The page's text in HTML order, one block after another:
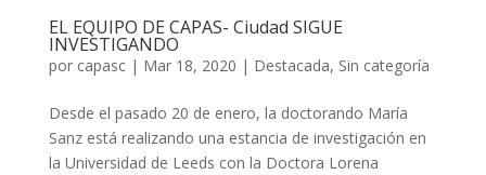
EL EQUIPO DE CAPAS- Ciudad SIGUE
INVESTIGANDO
por capasc| Mar 18, 2020 | Destacada, Sin categoría
Desde el pasado 20 de enero, la doctorando María
Sanz está realizando una estancia de investigación en
la Universidad de Leeds con la Doctora Lorena